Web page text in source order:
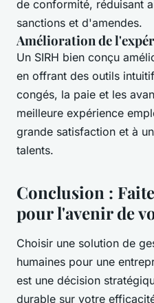
de conformité, réduisant
sanctions et d'amendes.
Amélioration de
Un SIRH bien conçu
en offrant des outils
congés, la paie et les
meilleure expérience
grande satisfaction et à
talents.
Conclusion :
pour l'avenir de
Choisir une solution de
humaines pour une
est une décision
durable sur votre